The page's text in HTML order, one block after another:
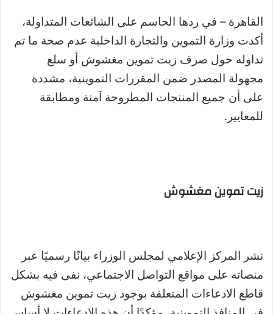
القاهرة – في ردها الحاسم على الشائعات المتداولة،
أكدت وزارة التموين والتجارة الداخلية عدم صحة ما تم
تداوله حول صرف زيت تموين مغشوش أو سلع
مجهولة المصدر ضمن المقررات التموينية، مشددة
على أن جميع المنتجات المطروحة آمنة ومطابقة
للمعايير.
زيت تموين مغشوش
نشر المركز الإعلامي لمجلس الوزراء بيانًا رسميًا عبر
منصاته على مواقع التواصل الاجتماعي، نفى فيه بشكل
قاطع الادعاءات المتعلقة بوجود زيت تموين مغشوش